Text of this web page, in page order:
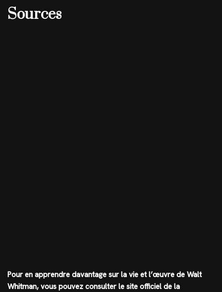
Sources
Pour en apprendre davantage sur la vie et l’œuvre de Walt
Whitman, vous pouvez consulter le site officiel de la